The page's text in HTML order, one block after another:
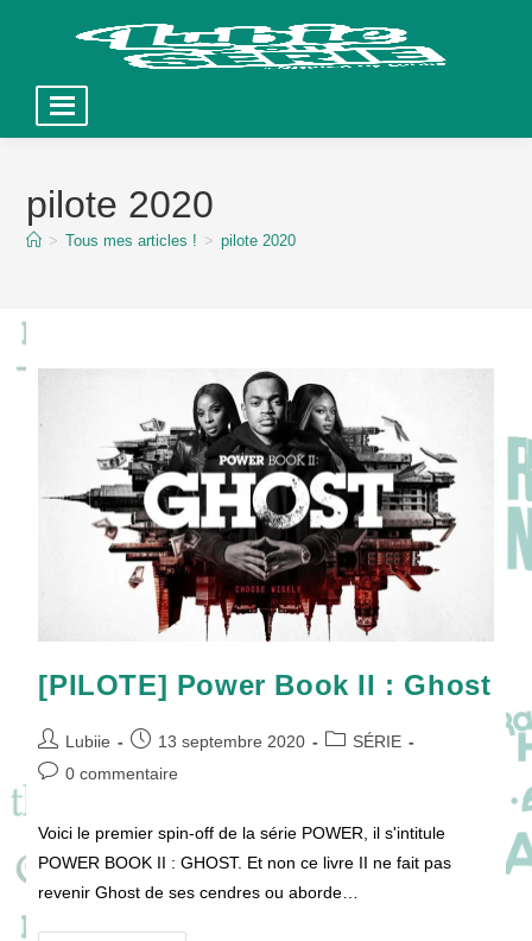
contentpilote 2020
> Tous mes articles ! > pilote 2020
[PILOTE] Power Book II : Ghost
Auteur/autrice
de
Lubiie
Publication
publiée :
13 septembre 2020
PostSÉRIE
Commentaires
publication :
0 commentaire
Voici le premier spin-off de la série POWER, il s'intitule
POWER BOOK II : GHOST. Et non ce livre II ne fait pas
revenir Ghost de ses cendres ou aborde…